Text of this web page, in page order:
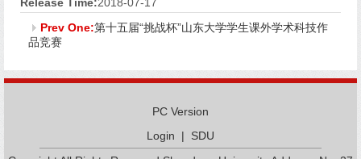
Prev One:第十五届“挑战杯”山东大学学生课外学术科技作
品竞赛
PC Version
Login | SDU